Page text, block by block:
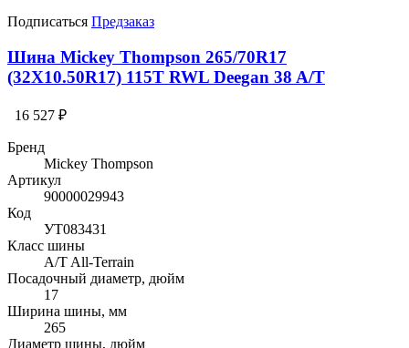
Подписаться Предзаказ
Шина Mickey Thompson 265/70R17
(32X10.50R17) 115T RWL Deegan 38 A/T
16 527 ₽
Бренд
Mickey Thompson
Артикул
90000029943
Код
УТ083431
Класс шины
A/T All-Terrain
Посадочный диаметр, дюйм
17
Ширина шины, мм
265
Диаметр шины, дюйм